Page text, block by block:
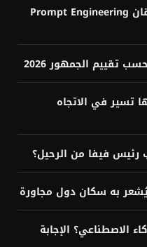
ما هي هندسة الأوامر؟ دليل إتقان Prompt Engineering
تسير في الاتجاه
رئيس فيفا من الرحيل؟
به سكان دول مجاورة
الاصطناعي؟ الإجابة